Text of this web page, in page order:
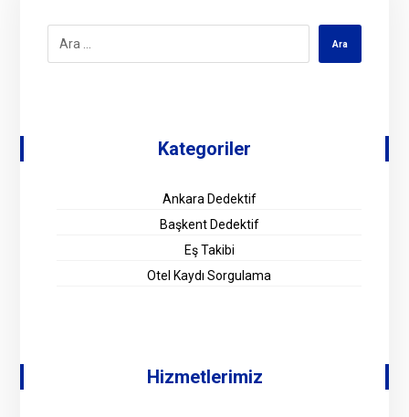
Kategoriler
Ankara Dedektif
Başkent Dedektif
Eş Takibi
Otel Kaydı Sorgulama
Hizmetlerimiz